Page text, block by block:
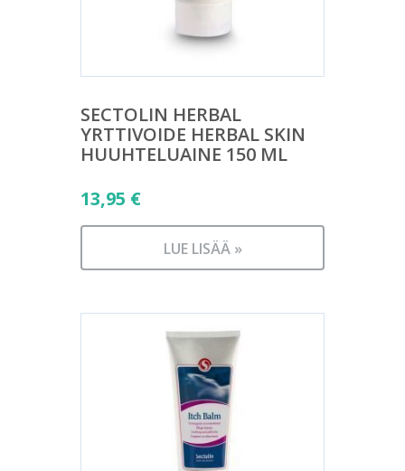
SECTOLIN HERBAL
YRTTIVOIDE HERBAL SKIN
HUUHTELUAINE 150 ML
13,95 €
LUE LISÄÄ »